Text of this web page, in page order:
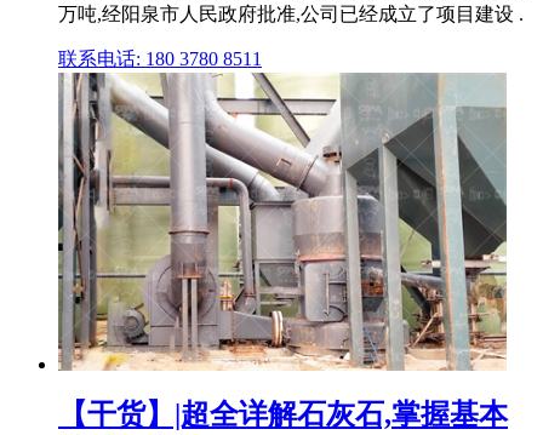
万吨,经阳泉市人民政府批准,公司已经成立了项目建设 .
联系电话: 180 3780 8511
【干货】|超全详解石灰石,掌握基本